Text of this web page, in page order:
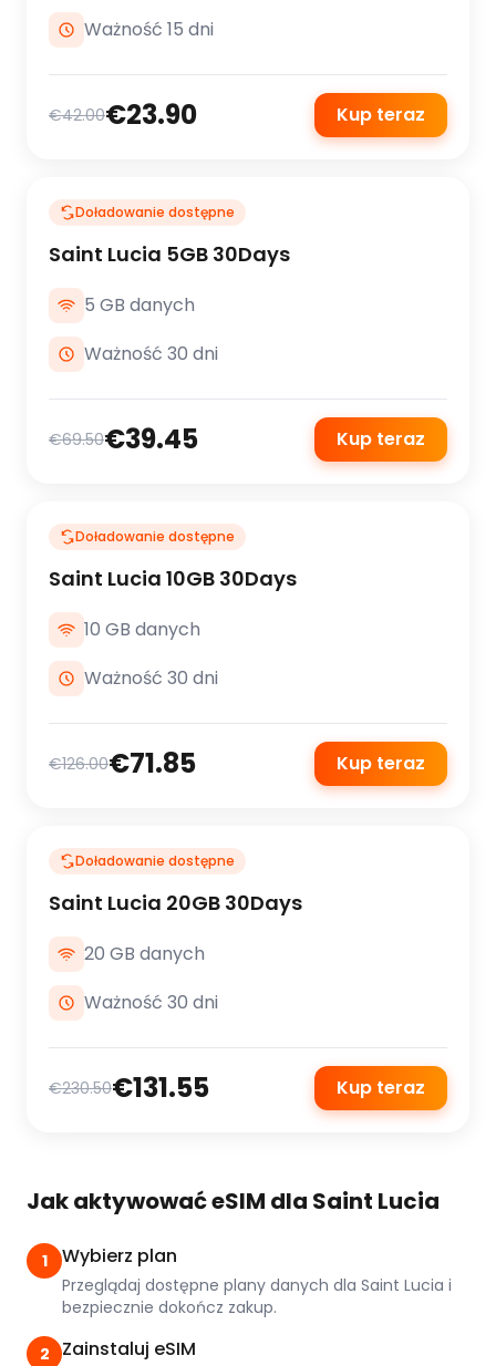
Ważność 15 dni
€42.00€23.90 Kup teraz
Doładowanie dostępne
Saint Lucia 5GB 30Days
5 GB danych
Ważność 30 dni
€69.50€39.45 Kup teraz
Doładowanie dostępne
Saint Lucia 10GB 30Days
10 GB danych
Ważność 30 dni
€126.00€71.85 Kup teraz
Doładowanie dostępne
Saint Lucia 20GB 30Days
20 GB danych
Ważność 30 dni
€230.50€131.55 Kup teraz
Jak aktywować eSIM dla Saint Lucia
1 Wybierz plan
Przeglądaj dostępne plany danych dla Saint Lucia i
bezpiecznie dokończ zakup.
2 Zainstaluj eSIM